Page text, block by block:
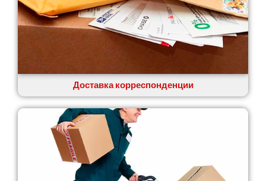
Доставка корреспонденции